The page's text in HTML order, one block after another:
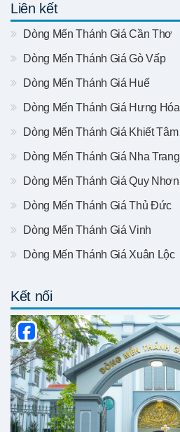
Liên kết
Dòng Mến Thánh Giá Cần Thơ
Dòng Mến Thánh Giá Gò Vấp
Dòng Mến Thánh Giá Huế
Dòng Mến Thánh Giá Hưng Hóa
Dòng Mến Thánh Giá Khiết Tâm
Dòng Mến Thánh Giá Nha Trang
Dòng Mến Thánh Giá Quy Nhơn
Dòng Mến Thánh Giá Thủ Đức
Dòng Mến Thánh Giá Vinh
Dòng Mến Thánh Giá Xuân Lộc
Kết nối